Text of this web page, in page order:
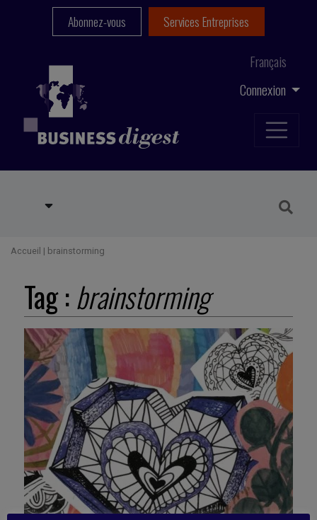
Connexion
Français
Abonnez-vous Services Entreprises
Accueil | brainstorming
Tag :brainstorming